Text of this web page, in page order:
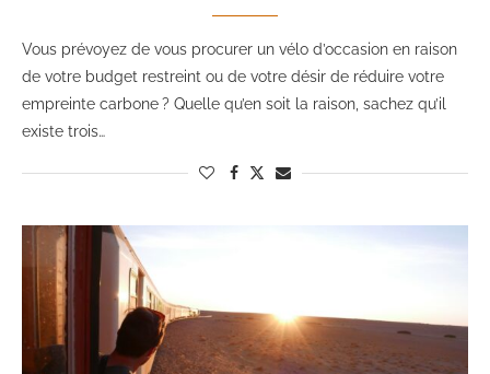
Vous prévoyez de vous procurer un vélo d’occasion en raison
de votre budget restreint ou de votre désir de réduire votre
empreinte carbone ? Quelle qu’en soit la raison, sachez qu’il
existe trois…